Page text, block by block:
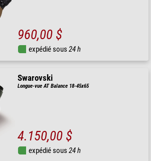
960,00 $
expédié sous24 h
Swarovski
Longue-vue AT Balance 18-45x65
4.150,00 $
expédié sous24 h